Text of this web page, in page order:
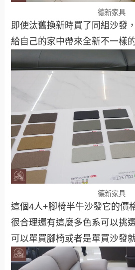
德新家具
即使汰舊換新時買了同組沙發
給自己的家中帶來全新不一樣
德新家具
這個4人+腳椅半牛沙發它的價
很合理還有這麼多色系可以挑
可以單買腳椅或者是單買沙發